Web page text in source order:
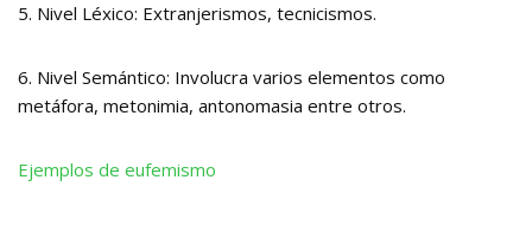
5. Nivel Léxico: Extranjerismos, tecnicismos.
6. Nivel Semántico: Involucra varios elementos como
metáfora, metonimia, antonomasia entre otros.
Ejemplos de eufemismo